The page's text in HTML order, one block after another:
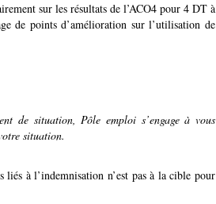
sur les résultats de l’ACO4 pour 4 DT à
de points d’amélioration sur l’utilisation de
de situation, Pôle emploi s’engage à vous
situation.
à l’indemnisation n’est pas à la cible pour